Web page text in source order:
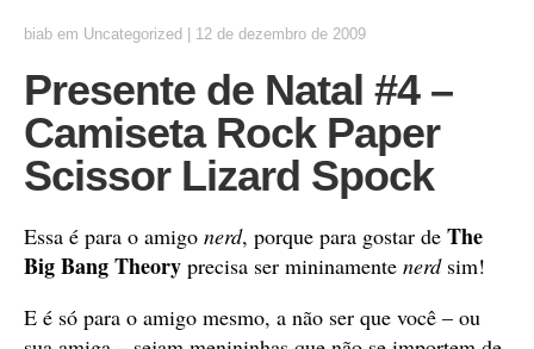
biab em Uncategorized 12 de dezembro de 2009
Presente de Natal #4 –
Camiseta Rock Paper
Scissor Lizard Spock
Essa é para o amigo nerd, porque para gostar de The
Big Bang Theory precisa ser mininamente nerd sim!
E é só para o amigo mesmo, a não ser que você – ou